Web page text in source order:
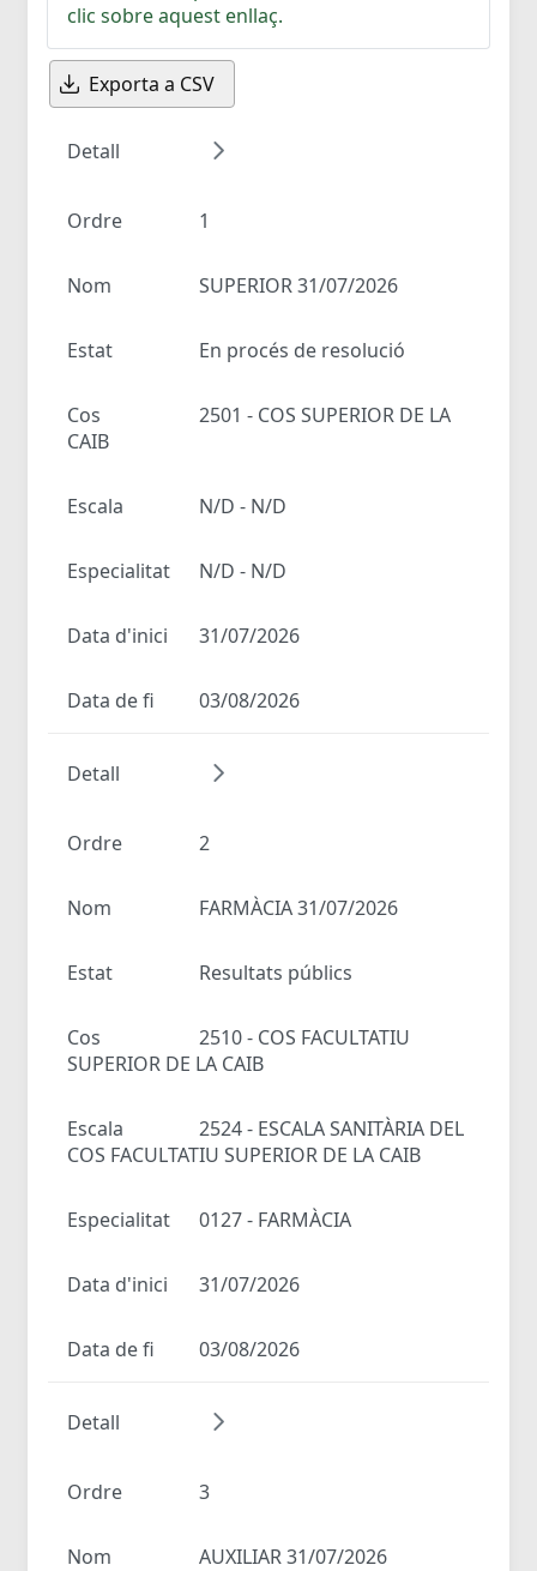
clic sobre aquest enllaç.
Exporta a CSV
Detall
Ordre 1
Nom SUPERIOR 31/07/2026
Estat En procés de resolució
Cos
2501 - COS SUPERIOR DE LA
CAIB
Escala N/D - N/D
Especialitat N/D - N/D
Data d'inici 31/07/2026
Data de fi 03/08/2026
Detall
Ordre 2
Nom FARMÀCIA 31/07/2026
Estat Resultats públics
Cos
2510 - COS FACULTATIU
SUPERIOR DE LA CAIB
Escala
2524 - ESCALA SANITÀRIA DEL
COS FACULTATIU SUPERIOR DE LA CAIB
Especialitat 0127 - FARMÀCIA
Data d'inici 31/07/2026
Data de fi 03/08/2026
Detall
Ordre 3
Nom AUXILIAR 31/07/2026